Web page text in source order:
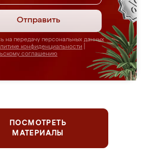
Отправить
на передачу персональных данных
конфиденциальности
соглашению
ПОСМОТРЕТЬ
МАТЕРИАЛЫ